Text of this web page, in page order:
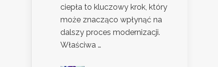
ciepła to kluczowy krok, który
może znacząco wpłynąć na
dalszy proces modernizacji.
Właściwa …